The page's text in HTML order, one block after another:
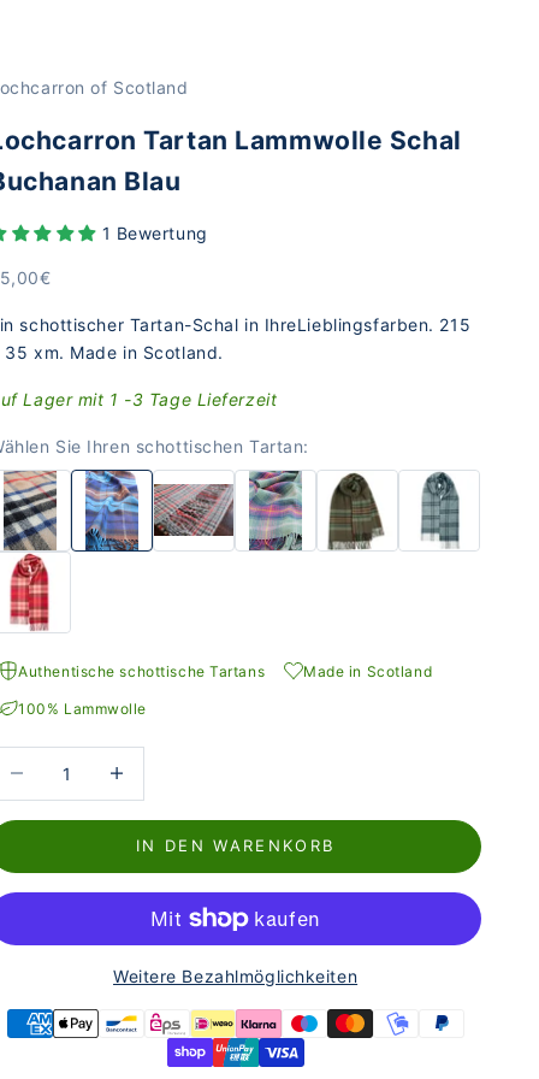
of Scotland
Tartan Lammwolle Schal
Blau
1 Bewertung
schottischer Tartan-Schal in IhreLieblingsfarben. 215
35 xm. Made in Scotland.
Lager mit 1 -3 Tage Lieferzeit
Sie Ihren schottischen Tartan:
Authentische schottische Tartans Made in Scotland
100% Lammwolle
IN DEN WARENKORB
Weitere Bezahlmöglichkeiten